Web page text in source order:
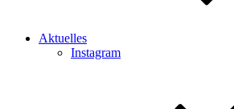
Aktuelles
Instagram